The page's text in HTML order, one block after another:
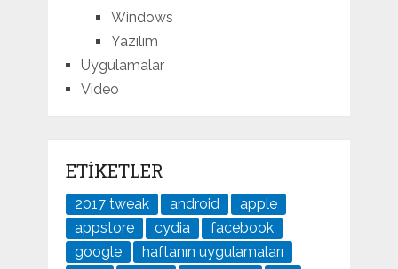
Windows
Yazılım
Uygulamalar
Video
ETIKETLER
2017 tweak android
apple
appstore
cydia
facebook
google
haftanın uygulamaları